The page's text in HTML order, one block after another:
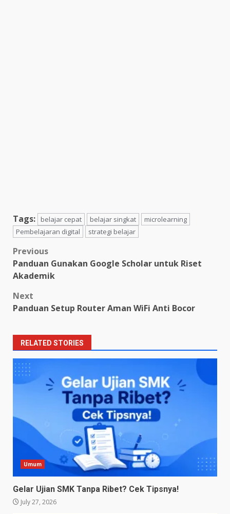
Tags: belajar cepat belajar singkat
microlearning
Pembelajaran digital
strategi belajar
Post
navigation
Previous
Panduan Gunakan Google Scholar untuk Riset
Akademik
Next
Panduan Setup Router Aman WiFi Anti Bocor
RELATED STORIES
Umum
Gelar Ujian SMK Tanpa Ribet? Cek Tipsnya!
July 27, 2026